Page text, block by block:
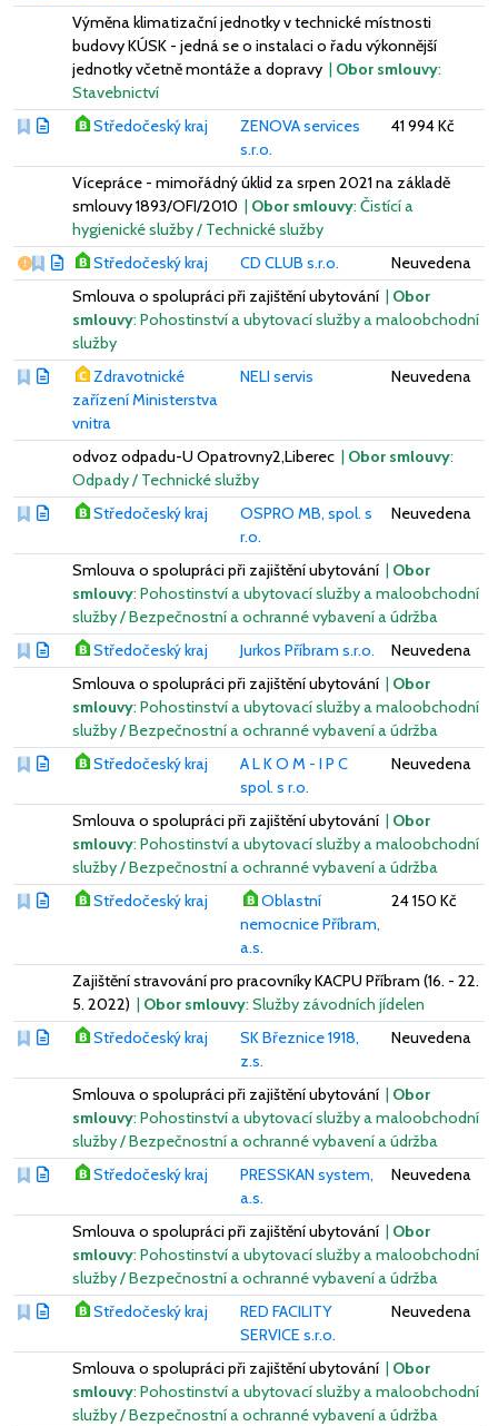
Výměna klimatizační jednotky v technické místnosti
budovy KÚSK - jedná se o instalaci o řadu výkonnější
jednotky včetně montáže a dopravy | Obor smlouvy:
Stavebnictví
Středočeský kraj
ZENOVA services
s.r.o.
41 994 Kč
Vícepráce - mimořádný úklid za srpen 2021 na základě
smlouvy 1893/OFI/2010 | Obor smlouvy: Čistící a
hygienické služby / Technické služby
Vážný nedostatek
Středočeský kraj CD CLUB s.r.o.
Neuvedena
Smlouva o spolupráci při zajištění ubytování | Obor
smlouvy: Pohostinství a ubytovací služby a maloobchodní
služby
Zdravotnické
zařízení Ministerstva
vnitra
NELI servis Neuvedena
odvoz odpadu-U Opatrovny2,Liberec | Obor smlouvy:
Odpady / Technické služby
Středočeský kraj
OSPRO MB, spol. s
r.o.
Neuvedena
Smlouva o spolupráci při zajištění ubytování | Obor
smlouvy: Pohostinství a ubytovací služby a maloobchodní
služby / Bezpečnostní a ochranné vybavení a údržba
Středočeský kraj
Jurkos Příbram s.r.o.
Neuvedena
Smlouva o spolupráci při zajištění ubytování | Obor
smlouvy: Pohostinství a ubytovací služby a maloobchodní
služby / Bezpečnostní a ochranné vybavení a údržba
Středočeský kraj
A L K O M - I P C
spol. s r.o.
Neuvedena
Smlouva o spolupráci při zajištění ubytování | Obor
smlouvy: Pohostinství a ubytovací služby a maloobchodní
služby / Bezpečnostní a ochranné vybavení a údržba
Středočeský kraj
Oblastní
nemocnice Příbram,
a.s.
24 150 Kč
Zajištění stravování pro pracovníky KACPU Příbram (16. - 22.
5. 2022) | Obor smlouvy: Služby závodních jídelen
Středočeský kraj
SK Březnice 1918,
z.s.
Neuvedena
Smlouva o spolupráci při zajištění ubytování | Obor
smlouvy: Pohostinství a ubytovací služby a maloobchodní
služby / Bezpečnostní a ochranné vybavení a údržba
Středočeský kraj
PRESSKAN system,
a.s.
Neuvedena
Smlouva o spolupráci při zajištění ubytování | Obor
smlouvy: Pohostinství a ubytovací služby a maloobchodní
služby / Bezpečnostní a ochranné vybavení a údržba
Středočeský kraj
RED FACILITY
SERVICE s.r.o.
Neuvedena
Smlouva o spolupráci při zajištění ubytování | Obor
smlouvy: Pohostinství a ubytovací služby a maloobchodní
služby / Bezpečnostní a ochranné vybavení a údržba